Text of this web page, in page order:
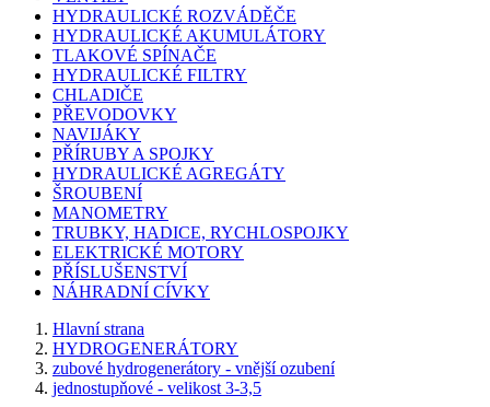
HYDRAULICKÉ ROZVÁDĚČE
HYDRAULICKÉ AKUMULÁTORY
TLAKOVÉ SPÍNAČE
HYDRAULICKÉ FILTRY
CHLADIČE
PŘEVODOVKY
NAVIJÁKY
PŘÍRUBY A SPOJKY
HYDRAULICKÉ AGREGÁTY
ŠROUBENÍ
MANOMETRY
TRUBKY, HADICE, RYCHLOSPOJKY
ELEKTRICKÉ MOTORY
PŘÍSLUŠENSTVÍ
NÁHRADNÍ CÍVKY
Hlavní strana
HYDROGENERÁTORY
zubové hydrogenerátory - vnější ozubení
jednostupňové - velikost 3-3,5